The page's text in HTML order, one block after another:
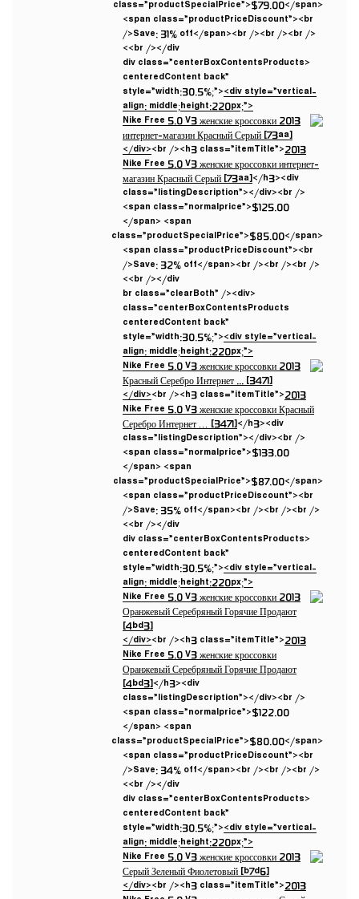
class=”productSpecialPrice”>$79.00</span>
<span class=”productPriceDiscount”><br
/>Save: 31% off</span><br /><br /><br />
<br /></div>
<div class=”centerBoxContentsProducts
centeredContent back”
style=”width:30.5%;”><div style=”vertical-
align: middle;height:220px;”>
</div><br /><h3 class=”itemTitle”>2013
Nike Free 5.0 V3 женские кроссовки интернет-
магазин Красный Серый [73aa]</h3><div
class=”listingDescription”></div><br />
<span class=”normalprice”>$125.00
</span> <span
class=”productSpecialPrice”>$85.00</span>
<span class=”productPriceDiscount”><br
/>Save: 32% off</span><br /><br /><br />
<br /></div>
<br class=”clearBoth” /><div
class=”centerBoxContentsProducts
centeredContent back”
style=”width:30.5%;”><div style=”vertical-
align: middle;height:220px;”>
</div><br /><h3 class=”itemTitle”>2013
Nike Free 5.0 V3 женские кроссовки Красный
Серебро Интернет … [3471]</h3><div
class=”listingDescription”></div><br />
<span class=”normalprice”>$133.00
</span> <span
class=”productSpecialPrice”>$87.00</span>
<span class=”productPriceDiscount”><br
/>Save: 35% off</span><br /><br /><br />
<br /></div>
<div class=”centerBoxContentsProducts
centeredContent back”
style=”width:30.5%;”><div style=”vertical-
align: middle;height:220px;”>
</div><br /><h3 class=”itemTitle”>2013
Nike Free 5.0 V3 женские кроссовки
Оранжевый Серебряный Горячие Продают
[4bd3]</h3><div
class=”listingDescription”></div><br />
<span class=”normalprice”>$122.00
</span> <span
class=”productSpecialPrice”>$80.00</span>
<span class=”productPriceDiscount”><br
/>Save: 34% off</span><br /><br /><br />
<br /></div>
<div class=”centerBoxContentsProducts
centeredContent back”
style=”width:30.5%;”><div style=”vertical-
align: middle;height:220px;”>
</div><br /><h3 class=”itemTitle”>2013